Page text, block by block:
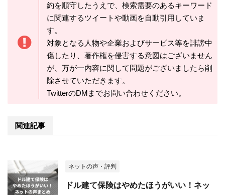
約を順守したうえで、検索需要のあるキーワード
に関連するツイートや動画を自動引用していま
す。
対象となる人物や企業およびサービス等を誹謗中
傷したり、著作権を侵害する意図はございません
が、万が一内容に関して問題がございましたら削
除させていただきます。
TwitterのDMまでお問い合わせください。
関連記事
ネットの声・評判
ドル建て保険はやめたほうがいい！ネッ